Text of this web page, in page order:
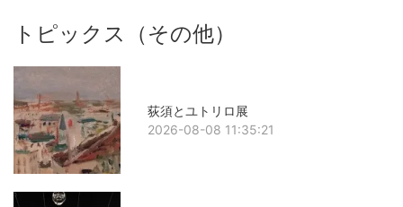
トピックス（その他）
荻須とユトリロ展
2026-08-08 11:35:21